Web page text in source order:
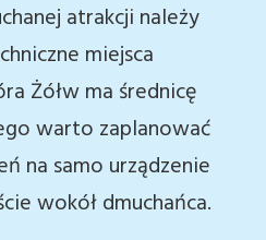
atrakcji należy
miejsca
Żółw ma średnicę
warto zaplanować
na samo urządzenie
wokół dmuchańca.